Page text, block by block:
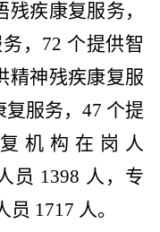
疾康复服务，
， 72 个提供智
精神残疾康复服
服务， 47 个提
机构在岗人
员 1398 人，专
员 1717 人。